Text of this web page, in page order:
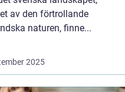
av den förtrollande
naturen, finne...
2025